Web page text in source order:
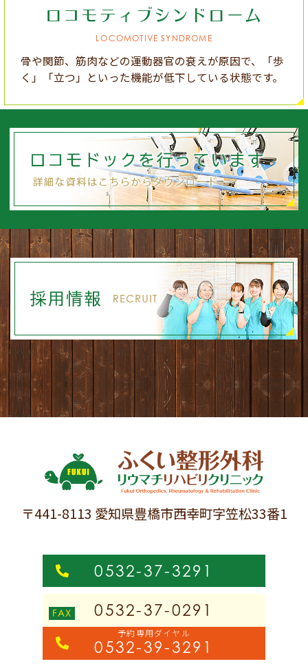
ロコモティブ シンドローム
LOCOMOTIVE SYNDROME
骨や関節、筋肉などの運動器官の衰えが原因で、「歩
く」「立つ」といった機能が低下している状態です。
〒441-8113 愛知県豊橋市西幸町字笠松33番1
0532-37-3291
0532-37-0291
予約専用ダイヤル
0532-39-3291